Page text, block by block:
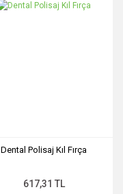
Dental Polisaj Kıl Fırça
617,31 TL